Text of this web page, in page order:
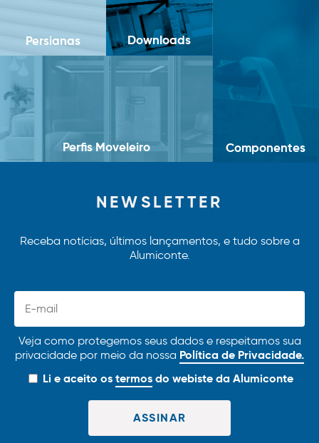
Componentes
Persianas Downloads
Perfis Moveleiro
NEWSLETTER
Receba notícias, últimos lançamentos, e tudo sobre a
Alumiconte.
Veja como protegemos seus dados e respeitamos sua
privacidade por meio da nossa Política de Privacidade.
Li e aceito ostermosdo webiste da Alumiconte